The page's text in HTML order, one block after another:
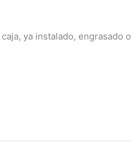
ya instalado, engrasado o